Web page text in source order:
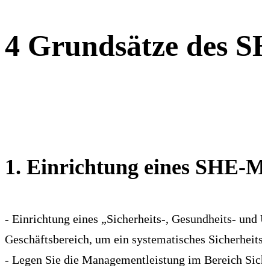
4 Grundsätze des
1. Einrichtung eines SHE-
- Einrichtung eines „Sicherheits-, Gesundheits-
Geschäftsbereich, um ein systematisches
- Legen Sie die Managementleistung im Bereich